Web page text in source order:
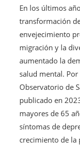
En los últimos
transformación
envejecimiento
migración y la
aumentado la
salud mental.
Observatorio de
publicado en
mayores de 65
síntomas de
crecimiento de la